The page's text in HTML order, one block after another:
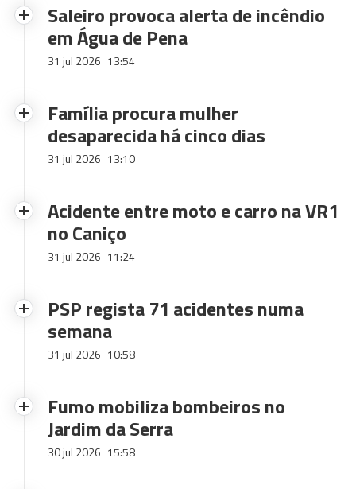
Saleiro provoca alerta de incêndio
em Água de Pena
31 jul 2026 13:54
Família procura mulher
desaparecida há cinco dias
31 jul 2026 13:10
Acidente entre moto e carro na VR1
no Caniço
31 jul 2026 11:24
PSP regista 71 acidentes numa
semana
31 jul 2026 10:58
Fumo mobiliza bombeiros no
Jardim da Serra
30 jul 2026 15:58